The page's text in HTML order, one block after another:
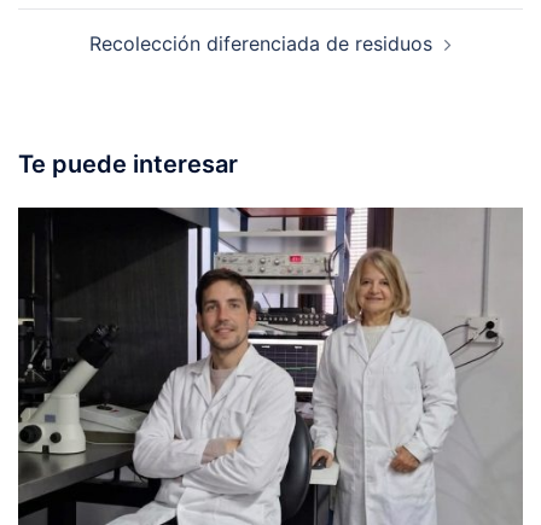
Recolección diferenciada de residuos
Te puede interesar